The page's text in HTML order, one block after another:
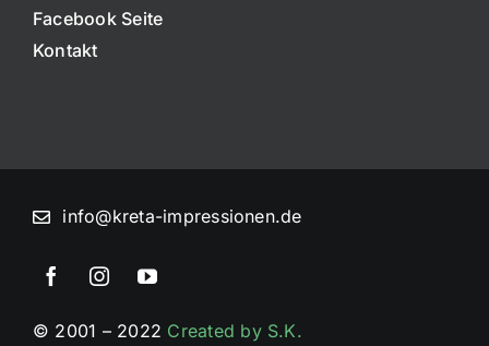
Facebook Seite
Kontakt
info@kreta-impressionen.de
© 2001 – 2022 Created by S.K.